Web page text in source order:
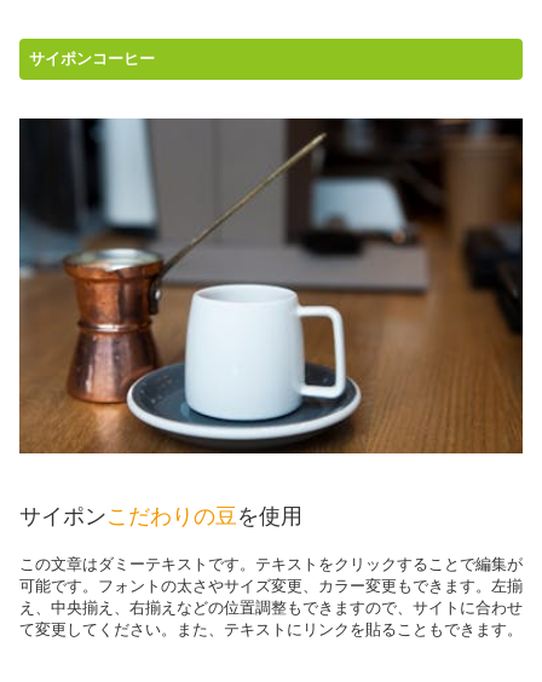
サイポンコーヒー
サイポンこだわりの豆を使用
この文章はダミーテキストです。テキストをクリックすることで編集が
可能です。フォントの太さやサイズ変更、カラー変更もできます。左揃
え、中央揃え、右揃えなどの位置調整もできますので、サイトに合わせ
て変更してください。また、テキストにリンクを貼ることもできます。